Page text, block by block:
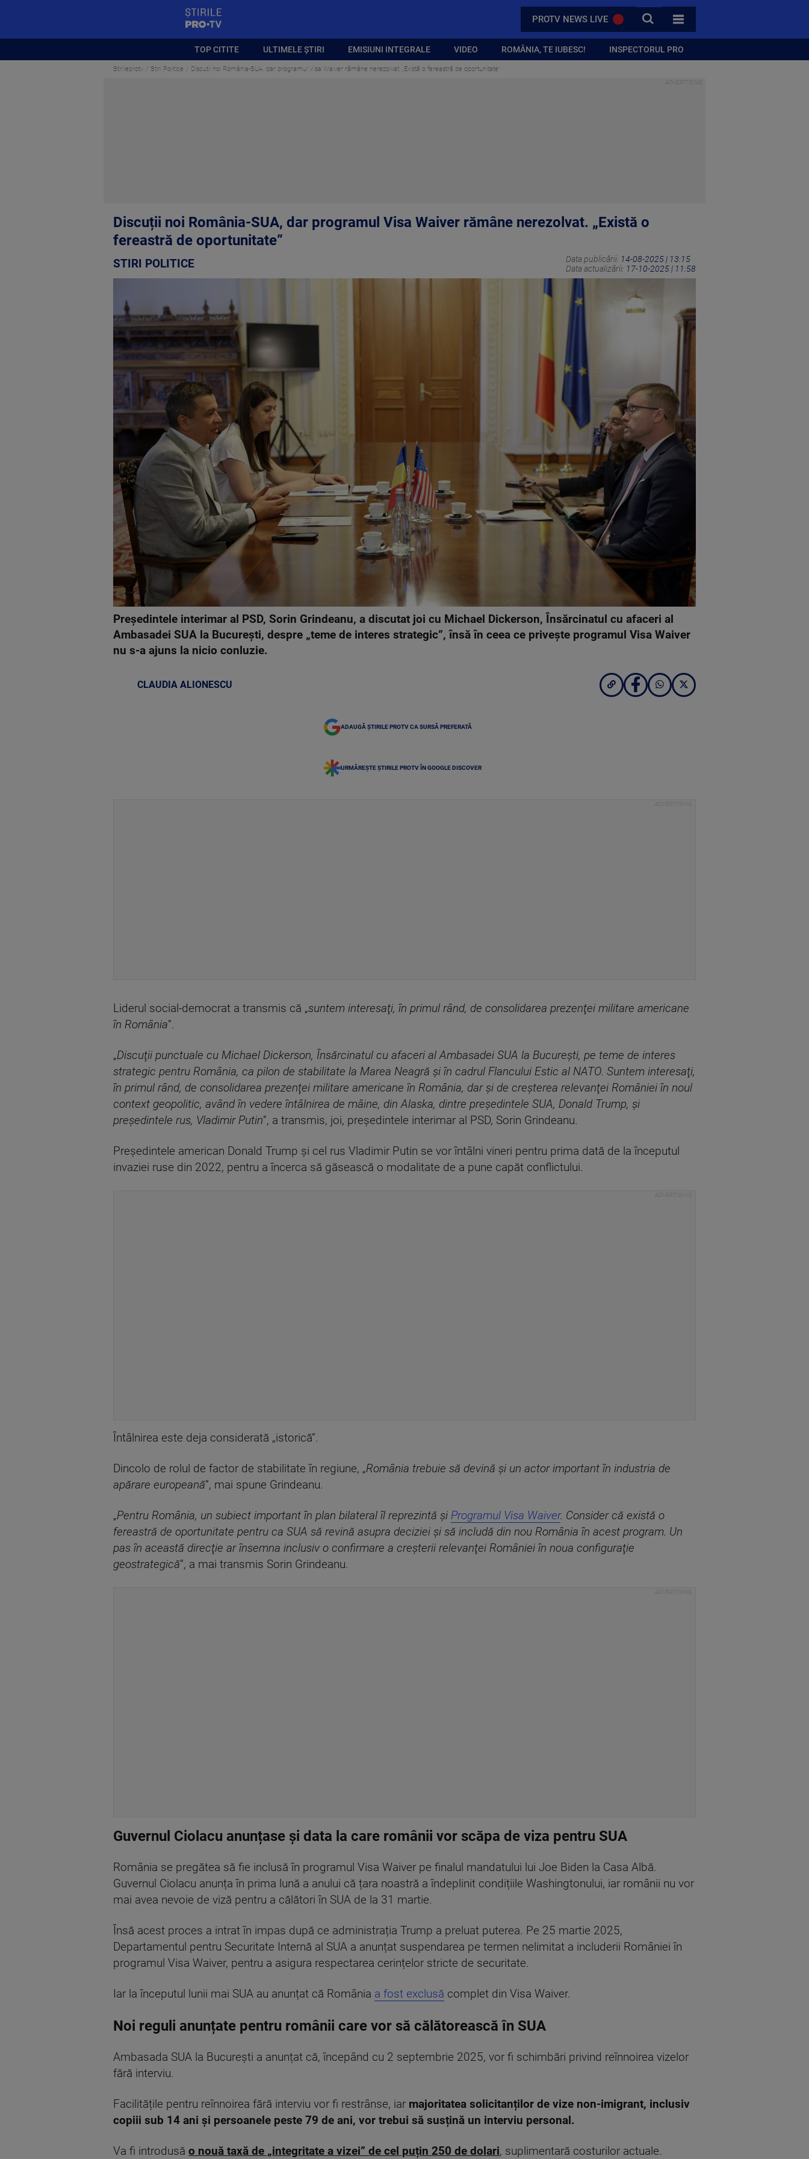
PROTV NEWS LIVE CAUTA
TOATE CATEGORIILE
TOP CITITE ULTIMELE ȘTIRI EMISIUNI INTEGRALE VIDEO ROMÂNIA, TE IUBESC! INSPECTORUL PRO
Stirileprotv Stiri Politice Discuții noi România-SUA, dar programul Visa Waiver rămâne nerezolvat. „Există o fereastră de oportunitate”
Discuții noi România-SUA, dar programul Visa Waiver rămâne nerezolvat. „Există o
fereastră de oportunitate”
STIRI POLITICE Data publicării: 14-08-2025 | 13:15
Data actualizării: 17-10-2025 | 11:58
Preşedintele interimar al PSD, Sorin Grindeanu, a discutat joi cu Michael Dickerson, Însărcinatul cu afaceri al
Ambasadei SUA la Bucureşti, despre „teme de interes strategic”, însă în ceea ce privește programul Visa Waiver
nu s-a ajuns la nicio conluzie.
CLAUDIA ALIONESCU
ADAUGĂ ȘTIRILE PROTV CA SURSĂ PREFERATĂ
URMĂREȘTE ȘTIRILE PROTV ÎN GOOGLE DISCOVER
Liderul social-democrat a transmis că „suntem interesaţi, în primul rând, de consolidarea prezenţei militare americane
în România”.
„Discuţii punctuale cu Michael Dickerson, Însărcinatul cu afaceri al Ambasadei SUA la Bucureşti, pe teme de interes
strategic pentru România, ca pilon de stabilitate la Marea Neagră şi în cadrul Flancului Estic al NATO. Suntem interesaţi,
în primul rând, de consolidarea prezenţei militare americane în România, dar şi de creşterea relevanţei României în noul
context geopolitic, având în vedere întâlnirea de mâine, din Alaska, dintre preşedintele SUA, Donald Trump, şi
preşedintele rus, Vladimir Putin”, a transmis, joi, preşedintele interimar al PSD, Sorin Grindeanu.
Preşedintele american Donald Trump şi cel rus Vladimir Putin se vor întâlni vineri pentru prima dată de la începutul
invaziei ruse din 2022, pentru a încerca să găsească o modalitate de a pune capăt conflictului.
Întâlnirea este deja considerată „istorică”.
Dincolo de rolul de factor de stabilitate în regiune, „România trebuie să devină şi un actor important în industria de
apărare europeană”, mai spune Grindeanu.
„Pentru România, un subiect important în plan bilateral îl reprezintă şi Programul Visa Waiver. Consider că există o
fereastră de oportunitate pentru ca SUA să revină asupra deciziei şi să includă din nou România în acest program. Un
pas în această direcţie ar însemna inclusiv o confirmare a creşterii relevanţei României în noua configuraţie
geostrategică”, a mai transmis Sorin Grindeanu.
Guvernul Ciolacu anunțase și data la care românii vor scăpa de viza pentru SUA
România se pregătea să fie inclusă în programul Visa Waiver pe finalul mandatului lui Joe Biden la Casa Albă.
Guvernul Ciolacu anunța în prima lună a anului că țara noastră a îndeplinit condițiile Washingtonului, iar românii nu vor
mai avea nevoie de viză pentru a călători în SUA de la 31 martie.
Însă acest proces a intrat în impas după ce administrația Trump a preluat puterea. Pe 25 martie 2025,
Departamentul pentru Securitate Internă al SUA a anunțat suspendarea pe termen nelimitat a includerii României în
programul Visa Waiver, pentru a asigura respectarea cerințelor stricte de securitate.
Iar la începutul lunii mai SUA au anunțat că România a fost exclusă complet din Visa Waiver.
Noi reguli anunțate pentru românii care vor să călătorească în SUA
Ambasada SUA la București a anunțat că, începând cu 2 septembrie 2025, vor fi schimbări privind reînnoirea vizelor
fără interviu.
Facilitățile pentru reînnoirea fără interviu vor fi restrânse, iar majoritatea solicitanților de vize non-imigrant, inclusiv
copiii sub 14 ani și persoanele peste 79 de ani, vor trebui să susțină un interviu personal.
Va fi introdusă o nouă taxă de „integritate a vizei” de cel puțin 250 de dolari, suplimentară costurilor actuale.